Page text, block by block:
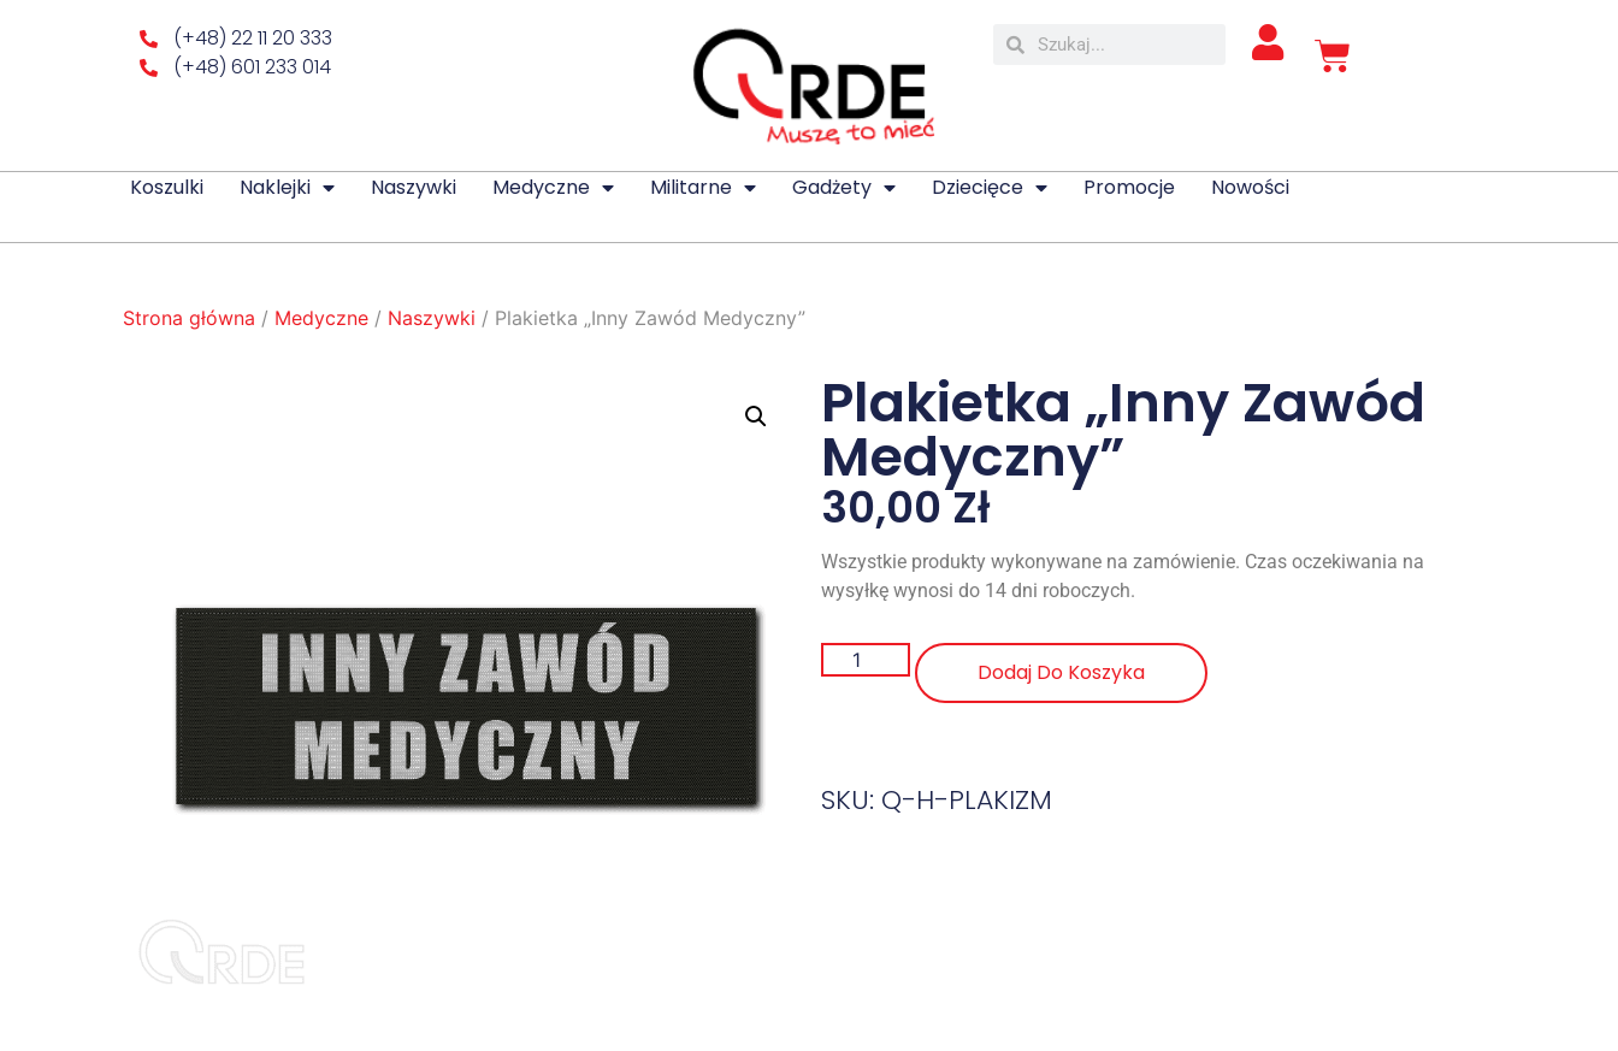
(+48) 22 11 20 333
(+48) 601 233 014
Koszulki Naklejki Naszywki Medyczne Militarne Gadżety Dziecięce Promocje Nowości
Strona główna / Medyczne / Naszywki / Plakietka „Inny Zawód Medyczny”
Plakietka „Inny Zawód
Medyczny”
30,00Zł
Wszystkie produkty wykonywane na zamówienie. Czas oczekiwania na
wysyłkę wynosi do 14 dni roboczych.
Dodaj Do Koszyka
SKU: Q-H-PLAKIZM